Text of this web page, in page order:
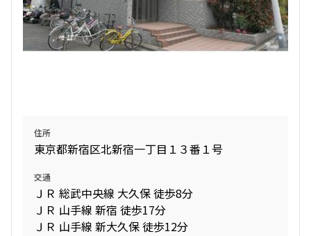
住所
東京都新宿区北新宿一丁目１３番１号
交通
ＪＲ 総武中央線 大久保 徒歩8分
ＪＲ 山手線 新宿 徒歩17分
ＪＲ 山手線 新大久保 徒歩12分